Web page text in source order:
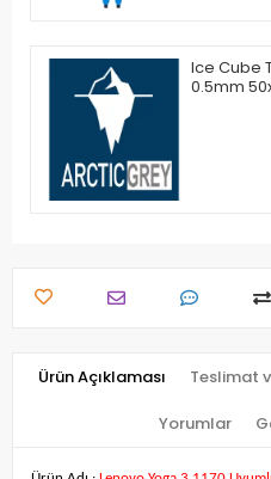
Ice Cube
0.5mm
Ürün Açıklaması Teslimat
Yorumlar